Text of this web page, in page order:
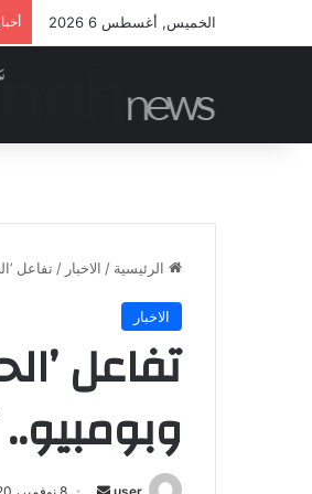
الخميس, أغسطس 6 2026
الرئيسية / الاخبار / تفاعل
الاخبار
تفاعل
وبومبيو..
أرسل